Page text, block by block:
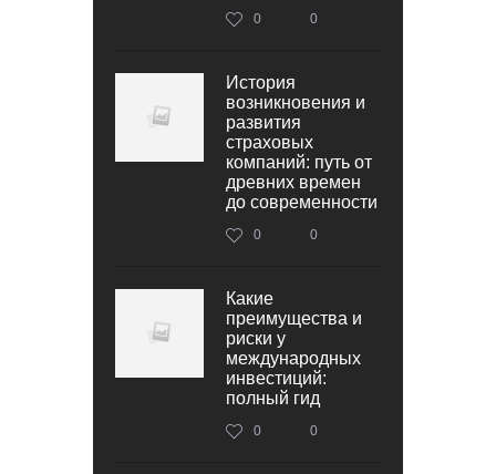
0 0
История
возникновения и
развития
страховых
компаний: путь от
древних времен
до современности
0 0
Какие
преимущества и
риски у
международных
инвестиций:
полный гид
0 0